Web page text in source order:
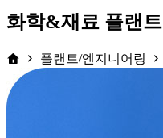
화학&재료 플랜트
플랜트/엔지니어링